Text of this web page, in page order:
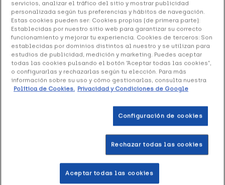
(1 opinión)
Farline Lubricante Intimo, es un producto que ayuda a
mantener la zona intima hidratada y suave y es de
consistencia similar a las secreciones vaginales
fisiológicas. Compatible con el uso de preservativo.
Entrega rápida y gratuita
servicios, analizar el tráfico del sitio y mostrar publicidad
personalizada según tus preferencias y hábitos de navegación.
Estas cookies pueden ser: Cookies propias (de primera parte):
Establecidas por nuestro sitio web para garantizar su correcto
funcionamiento y mejorar tu experiencia. Cookies de terceros: Son
establecidas por dominios distintos al nuestro y se utilizan para
estudios de publicidad, medición y marketing. Puedes aceptar
todas las cookies pulsando el botón “Aceptar todas las cookies”,
o configurarlas y rechazarlas según tu elección. Para más
información sobre su uso y cómo gestionarlas, consulta nuestra
Política de Cookies. Privacidad y Condiciones de Google
Configuración de cookies
Rechazar todas las cookies
Aceptar todas las cookies